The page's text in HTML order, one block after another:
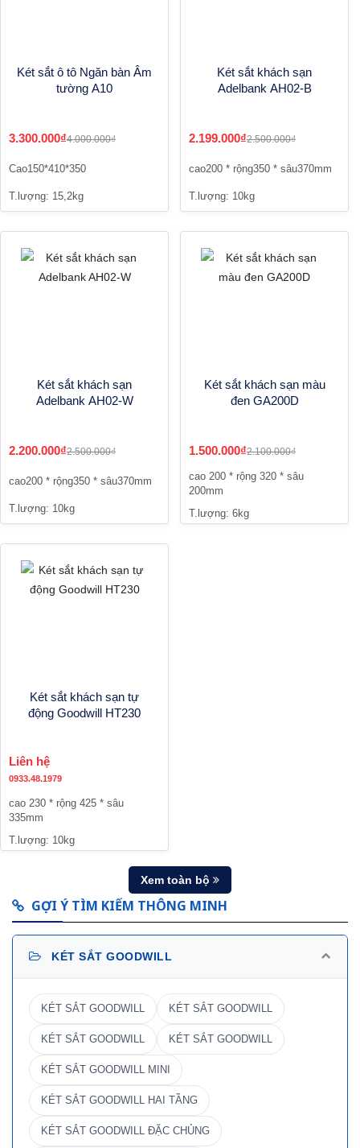
Két sắt ô tô Ngăn bàn Âm
tường A10
3.300.000₫4.000.000₫
Cao150*410*350
T.lượng: 15,2kg
Két sắt khách sạn
Adelbank AH02-B
2.199.000₫2.500.000₫
cao200 * rộng350 * sâu370mm
T.lượng: 10kg
Két sắt khách sạn
Adelbank AH02-W
2.200.000₫2.500.000₫
cao200 * rộng350 * sâu370mm
T.lượng: 10kg
Két sắt khách sạn màu
đen GA200D
1.500.000₫2.100.000₫
cao 200 * rộng 320 * sâu
200mm
T.lượng: 6kg
Két sắt khách sạn tự
động Goodwill HT230
Liên hệ
0933.48.1979
cao 230 * rộng 425 * sâu
335mm
T.lượng: 10kg
Xem toàn bộ
GỢI Ý TÌM KIẾM THÔNG MINH
KÉT SẮT GOODWILL
KÉT SẮT GOODWILL KÉT SẮT GOODWILL
KÉT SẮT GOODWILL KÉT SẮT GOODWILL
KÉT SẮT GOODWILL MINI
KÉT SẮT GOODWILL HAI TẦNG
KÉT SẮT GOODWILL ĐẶC CHỦNG